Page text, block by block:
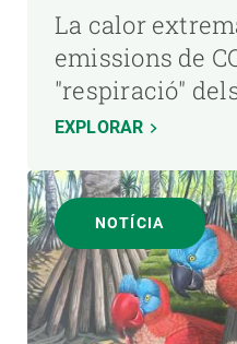
La calor
emissions de
"respiració"
EXPLORAR
NOTÍCIA